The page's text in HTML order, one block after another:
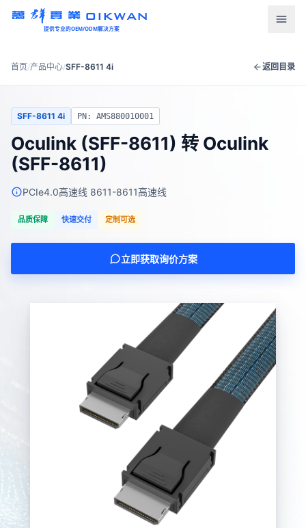
OIKWAN
提供专业的OEM/ODM解决方案
首页
Русский
Deutsch Français
Português Español
Tiếng Việt
首页/产品中心/SFF-8611 4i 返回目录
SFF-8611 4i PN: AMS880010001
Oculink (SFF-8611) 转 Oculink
(SFF-8611)
PCIe4.0高速线 8611-8611高速线
品质保障 快速交付 定制可选
立即获取询价方案